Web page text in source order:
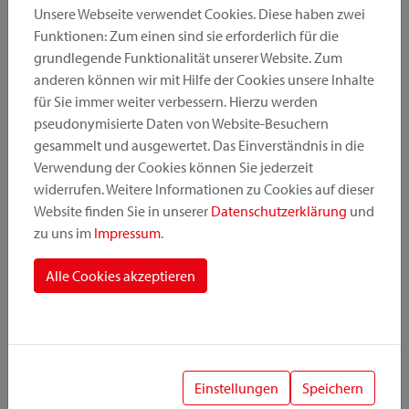
Produktkategorie
Montageposition
Befestigungssystem
Unsere Webseite verwendet Cookies. Diese haben zwei
Funktionen: Zum einen sind sie erforderlich für die
grundlegende Funktionalität unserer Website. Zum
anderen können wir mit Hilfe der Cookies unsere Inhalte
für Sie immer weiter verbessern. Hierzu werden
pseudonymisierte Daten von Website-Besuchern
gesammelt und ausgewertet. Das Einverständnis in die
Verwendung der Cookies können Sie jederzeit
widerrufen. Weitere Informationen zu Cookies auf dieser
Website finden Sie in unserer Datenschutzerklärung und
zu uns im Impressum.
Alle Cookies akzeptieren
Einstellungen Speichern